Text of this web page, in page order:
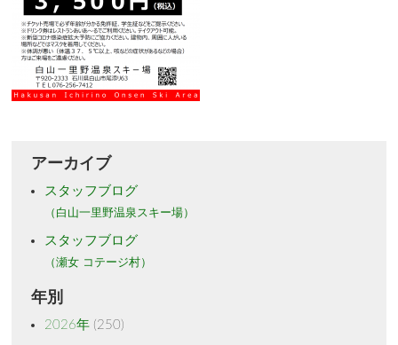
アーカイブ
スタッフブログ
（白山一里野温泉スキー場）
スタッフブログ
（瀬女 コテージ村）
年別
2026年(250)